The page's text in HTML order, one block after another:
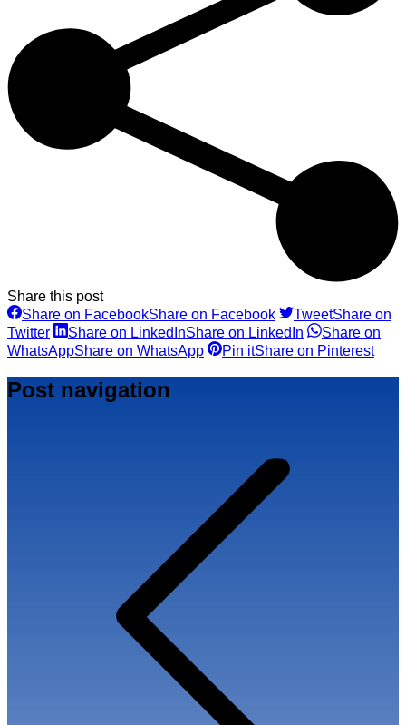
Share this post
Share on FacebookShare on Facebook TweetShare on
Twitter
Share on LinkedInShare on LinkedIn
Share on
WhatsAppShare on WhatsApp Pin itShare on Pinterest
Post navigation